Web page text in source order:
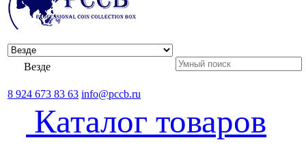
Везде
8 924 673 83 63 info@pccb.ru
Каталог товаров